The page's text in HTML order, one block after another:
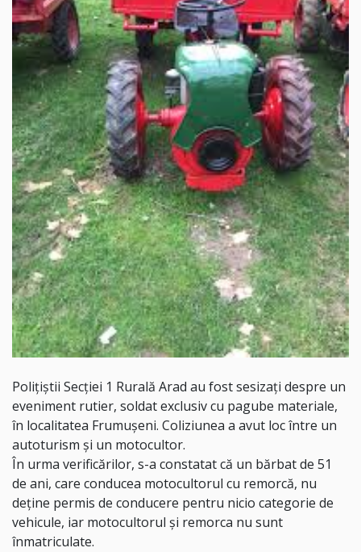
Polițiștii Secției 1 Rurală Arad au fost sesizați despre un
eveniment rutier, soldat exclusiv cu pagube materiale,
în localitatea Frumușeni. Coliziunea a avut loc între un
autoturism și un motocultor.
În urma verificărilor, s-a constatat că un bărbat de 51
de ani, care conducea motocultorul cu remorcă, nu
deține permis de conducere pentru nicio categorie de
vehicule, iar motocultorul și remorca nu sunt
înmatriculate.